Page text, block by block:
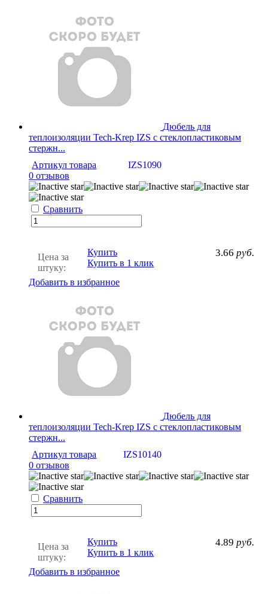
Дюбель для
теплоизоляции Tech-Krep IZS с стеклопластиковым
стержн...
Артикул товара
IZS1090
0 отзывов
Сравнить
Цена за
штуку:
3.66 руб.
Купить
Купить в 1 клик
Добавить в избранное
Дюбель для
теплоизоляции Tech-Krep IZS с стеклопластиковым
стержн...
Артикул товара
IZS10140
0 отзывов
Сравнить
Цена за
штуку:
4.89 руб.
Купить
Купить в 1 клик
Добавить в избранное